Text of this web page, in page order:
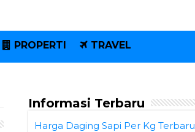
PROPERTI TRAVEL
Informasi Terbaru
Harga Daging Sapi Per Kg Terbaru